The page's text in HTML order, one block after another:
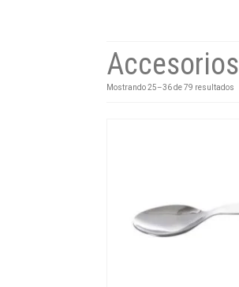
Accesorios
Mostrando 25–36 de 79 resultados